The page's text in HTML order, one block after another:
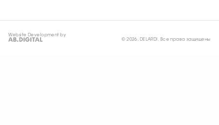
Website Development by
© 2026, DELARDI. Все права защищены